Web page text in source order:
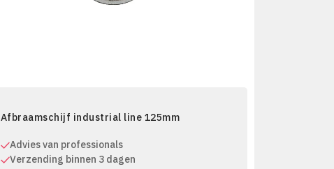
Afbraamschijf industrial line 125mm
Advies van professionals
Verzending binnen 3 dagen